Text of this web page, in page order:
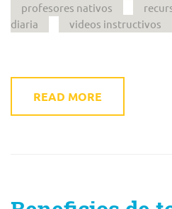
profesores nativos
diaria
videos instructivos
READ MORE